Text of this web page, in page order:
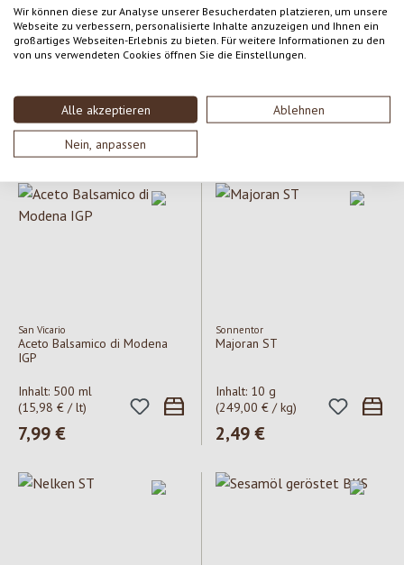
Wir können diese zur Analyse unserer Besucherdaten platzieren, um unsere
Webseite zu verbessern, personalisierte Inhalte anzuzeigen und Ihnen ein
großartiges Webseiten-Erlebnis zu bieten. Für weitere Informationen zu den
von uns verwendeten Cookies öffnen Sie die Einstellungen.
Alle akzeptieren Ablehnen
Nein, anpassen
Rapunzel
Leinöl OXYGUARD
Inhalt:500 ml
(19,98 € / lt)
Regulärer Preis:
9,99 €
Sonnentor
Flohsamen ganz ST
Inhalt:90 g(41,00 €
/ kg)
San Vicario
Aceto Balsamico di Modena
IGP
Inhalt: 500 ml
(15,98 € / lt)
Regulärer Preis:
7,99 €
Sonnentor
Majoran ST
Inhalt: 10 g
(249,00 € / kg)
Regulärer Preis:
2,49 €